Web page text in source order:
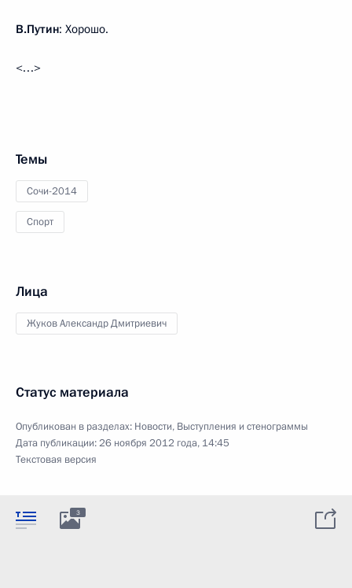
В.Путин: Хорошо.
<…>
Темы
Сочи-2014
Спорт
Лица
Жуков Александр Дмитриевич
Статус материала
Опубликован в разделах: Новости, Выступления и стенограммы
Дата публикации:26 ноября 2012 года, 14:45
Текстовая версия
3